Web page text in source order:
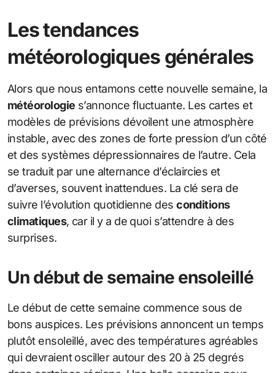
Les tendances
météorologiques générales
Alors que nous entamons cette nouvelle semaine, la
météorologie s’annonce fluctuante. Les cartes et
modèles de prévisions dévoilent une atmosphère
instable, avec des zones de forte pression d’un côté
et des systèmes dépressionnaires de l’autre. Cela
se traduit par une alternance d’éclaircies et
d’averses, souvent inattendues. La clé sera de
suivre l’évolution quotidienne desconditions
climatiques, car il y a de quoi s’attendre à des
surprises.
Un début de semaine ensoleillé
Le début de cette semaine commence sous de
bons auspices. Les prévisions annoncent un temps
plutôt ensoleillé, avec des températures agréables
qui devraient osciller autour des 20 à 25 degrés